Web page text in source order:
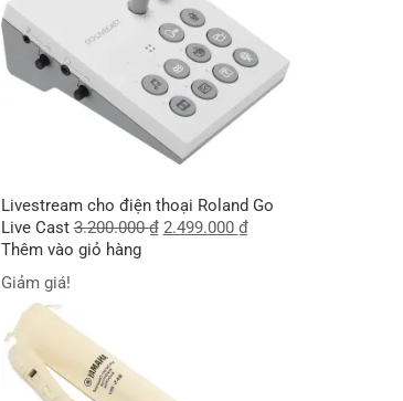
Livestream cho điện thoại Roland Go
Live Cast 3.200.000₫ 2.499.000 ₫
Thêm vào giỏ hàng
Giảm giá!